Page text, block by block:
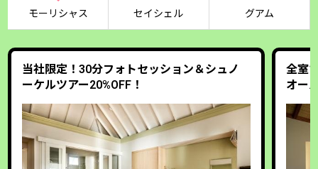
モーリシャス セイシェル グアム
当社限定！30分フォトセッション＆シュノ
ーケルツアー20%OFF！
全室
オー